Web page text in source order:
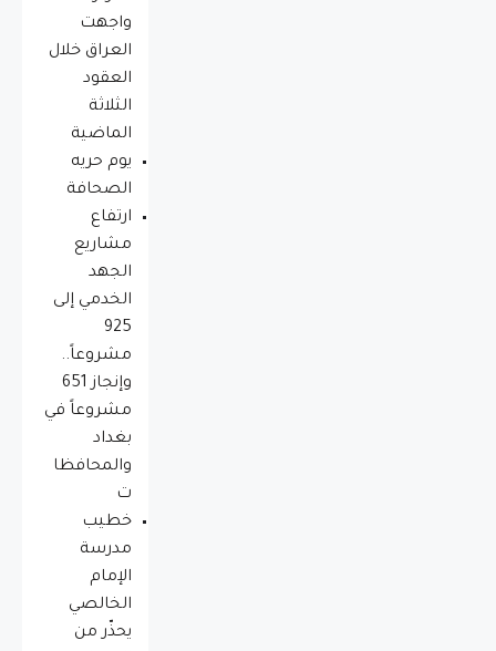
واجهت
العراق خلال
العقود
الثلاثة
الماضية
يوم حريه
الصحافة
ارتفاع
مشاريع
الجهد
الخدمي إلى
925
مشروعاً..
وإنجاز 651
مشروعاً في
بغداد
والمحافظا
ت
خطيب
مدرسة
الإمام
الخالصي
يحذّر من